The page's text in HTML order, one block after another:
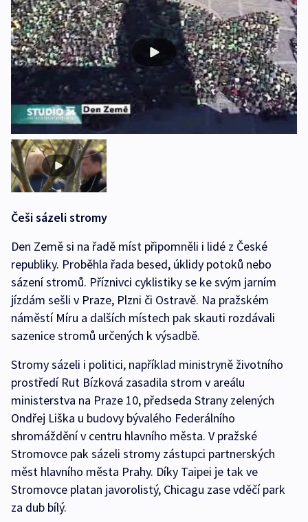
Češi sázeli stromy
Den Země si na řadě míst připomněli i lidé z České
republiky. Proběhla řada besed, úklidy potoků nebo
sázení stromů. Příznivci cyklistiky se ke svým jarním
jízdám sešli v Praze, Plzni či Ostravě. Na pražském
náměstí Míru a dalších místech pak skauti rozdávali
sazenice stromů určených k výsadbě.
Stromy sázeli i politici, například ministryně životního
prostředí Rut Bízková zasadila strom v areálu
ministerstva na Praze 10, předseda Strany zelených
Ondřej Liška u budovy bývalého Federálního
shromáždění v centru hlavního města. V pražské
Stromovce pak sázeli stromy zástupci partnerských
měst hlavního města Prahy. Díky Taipei je tak ve
Stromovce platan javorolistý, Chicagu zase vděčí park
za dub bílý.